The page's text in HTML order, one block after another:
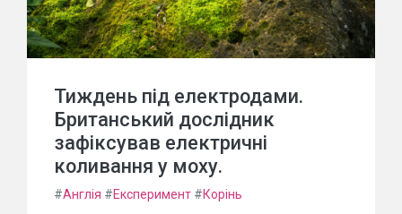
Тиждень під електродами.
Британський дослідник
зафіксував електричні
коливання у моху.
#Англія #Експеримент #Корінь